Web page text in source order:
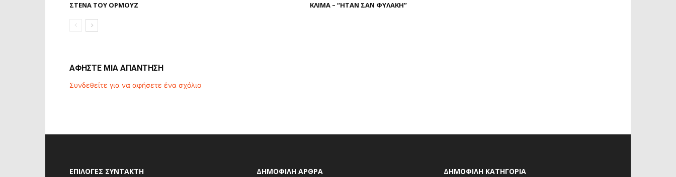
ΣΤΕΝΆ ΤΟΥ ΟΡΜΟΎΖ
ΚΛΊΜΑ – “ΉΤΑΝ ΣΑΝ ΦΥΛΑΚΉ”
ΑΦΗΣΤΕ ΜΙΑ ΑΠΑΝΤΗΣΗ
Συνδεθείτε για να αφήσετε ένα σχόλιο
ΕΠΙΛΟΓΈΣ ΣΥΝΤΆΚΤΗ ΔΗΜΟΦΙΛΗ ΑΡΘΡΑ ΔΗΜΟΦΙΛΗ ΚΑΤΗΓΟΡΙΑ